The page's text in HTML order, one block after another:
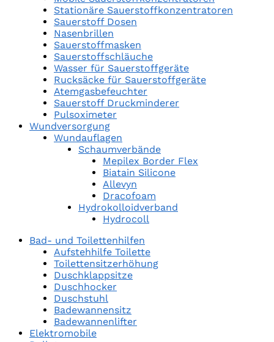
Stationäre Sauerstoffkonzentratoren
Sauerstoff Dosen
Nasenbrillen
Sauerstoffmasken
Sauerstoffschläuche
Wasser für Sauerstoffgeräte
Rucksäcke für Sauerstoffgeräte
Atemgasbefeuchter
Sauerstoff Druckminderer
Pulsoximeter
Wundversorgung
Wundauflagen
Schaumverbände
Mepilex Border Flex
Biatain Silicone
Allevyn
Dracofoam
Hydrokolloidverband
Hydrocoll
Bad- und Toilettenhilfen
Aufstehhilfe Toilette
Toilettensitzerhöhung
Duschklappsitze
Duschhocker
Duschstuhl
Badewannensitz
Badewannenlifter
Elektromobile